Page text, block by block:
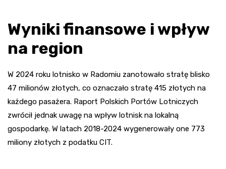
Wyniki finansowe i wpływ
na region
W 2024 roku lotnisko w Radomiu zanotowało stratę blisko
47 milionów złotych, co oznaczało stratę 415 złotych na
każdego pasażera. Raport Polskich Portów Lotniczych
zwrócił jednak uwagę na wpływ lotnisk na lokalną
gospodarkę. W latach 2018-2024 wygenerowały one 773
miliony złotych z podatku CIT.